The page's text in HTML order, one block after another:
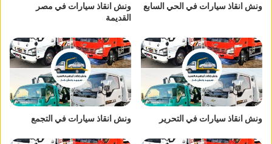
ونش انقاذ سيارات في الحي السابع
ونش انقاذ سيارات في مصر
القديمة
ونش انقاذ سيارات في التحرير ونش انقاذ سيارات في التجمع